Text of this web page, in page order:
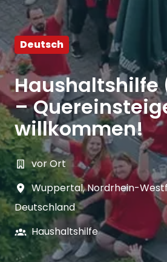
Deutsch
–
willkommen!
vor Ort
Wuppertal,Nordrhein-
Deutschland
Haushaltshilfe